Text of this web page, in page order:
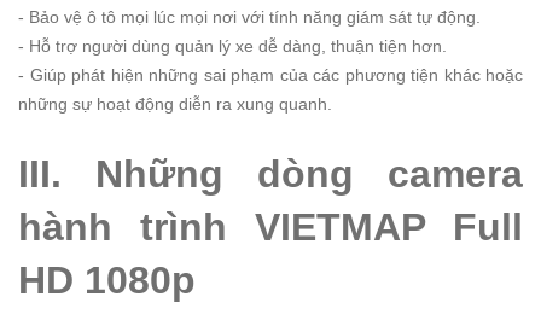
- Bảo vệ ô tô mọi lúc mọi nơi với tính năng giám sát tự động.
- Hỗ trợ người dùng quản lý xe dễ dàng, thuận tiện hơn.
- Giúp phát hiện những sai phạm của các phương tiện khác hoặc
những sự hoạt động diễn ra xung quanh.
III. Những dòng camera
hành trình VIETMAP Full
HD 1080p